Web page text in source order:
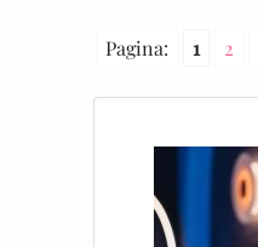
Pagina: 1 2